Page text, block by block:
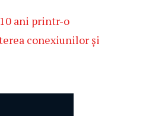
ani printr-o
conexiunilor și